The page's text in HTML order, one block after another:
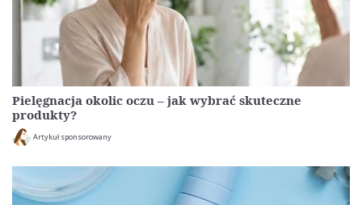
Pielęgnacja okolic oczu – jak wybrać skuteczne
produkty?
Artykuł sponsorowany